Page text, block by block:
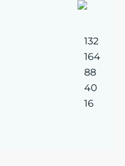
132
164
88
40
16